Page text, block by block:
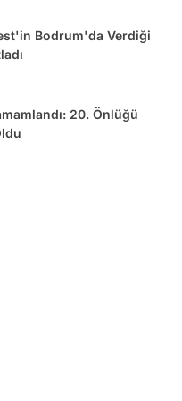
Bodrum'da Verdiği
20. Önlüğü